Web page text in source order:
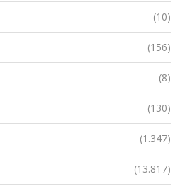
(10)
(156)
(8)
(130)
(1.347)
(13.817)